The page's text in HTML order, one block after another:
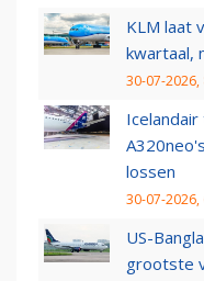
KLM laat
kwartaal,
30-07-2026,
lossen
30-07-2026,
US-
grootste